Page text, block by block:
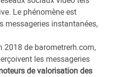
Le phénomène est
messageries instantanées,
2018 de barometrerh.com,
les messageries
de valorisation des